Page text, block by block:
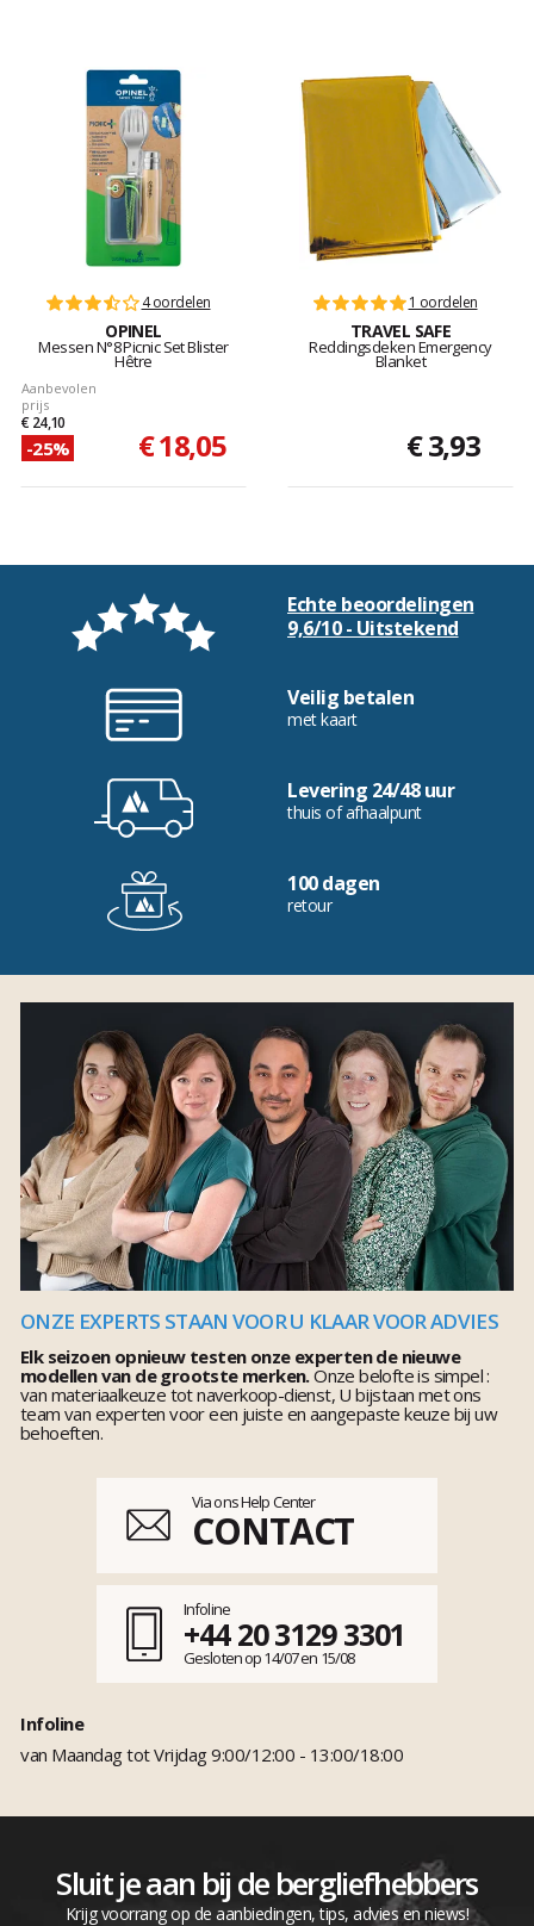
4 oordelen
OPINEL
Messen N°8 Picnic Set Blister
Hêtre
Aanbevolen
prijs
€ 24,10
-25% € 18,05
1 oordelen
TRAVEL SAFE
Reddingsdeken Emergency
Blanket
€ 3,93
Echte beoordelingen
9,6/10 - Uitstekend
Veilig betalen
met kaart
Levering 24/48 uur
thuis of afhaalpunt
100 dagen
retour
ONZE EXPERTS STAAN VOOR U KLAAR VOOR ADVIES
Elk seizoen opnieuw testen onze experten de nieuwe
modellen van de grootste merken.Onze belofte is simpel :
van materiaalkeuze tot naverkoop-dienst, U bijstaan met ons
team van experten voor een juiste en aangepaste keuze bij uw
behoeften.
Via ons Help Center
CONTACT
Infoline
+44 20 3129 3301
Gesloten op 14/07 en 15/08
Infoline
van Maandag tot Vrijdag 9:00/12:00 - 13:00/18:00
Sluit je aan bij de bergliefhebbers
Krijg voorrang op de aanbiedingen, tips, advies en niews!